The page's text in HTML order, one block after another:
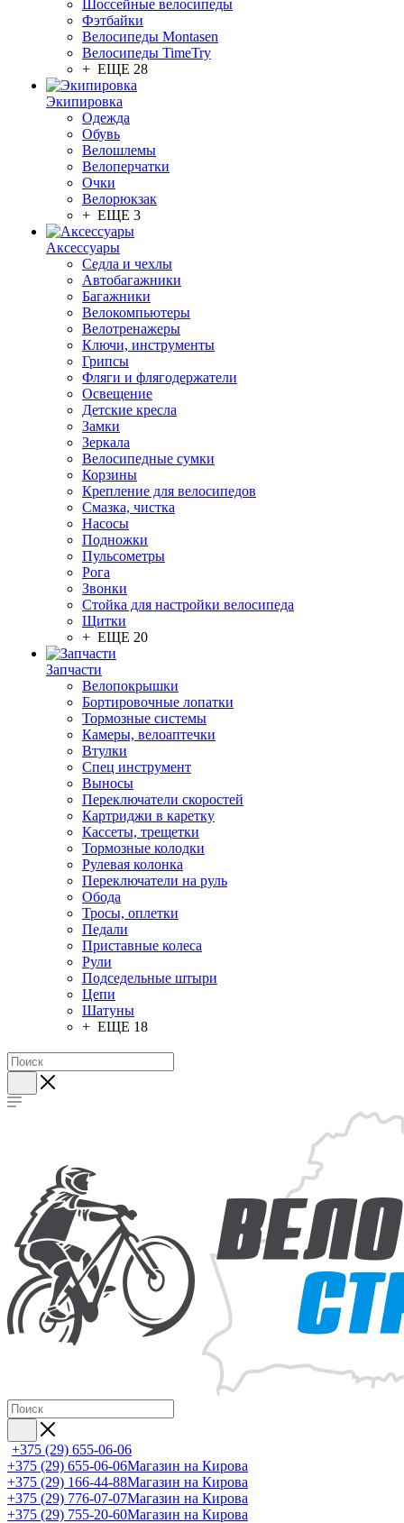
Шоссейные велосипеды
Фэтбайки
Велосипеды Montasen
Велосипеды TimeTry
+ ЕЩЕ 28
Экипировка
Одежда
Обувь
Велошлемы
Велоперчатки
Очки
Велорюкзак
+ ЕЩЕ 3
Аксессуары
Седла и чехлы
Автобагажники
Багажники
Велокомпьютеры
Велотренажеры
Ключи, инструменты
Грипсы
Фляги и флягодержатели
Освещение
Детские кресла
Замки
Зеркала
Велосипедные сумки
Корзины
Крепление для велосипедов
Смазка, чистка
Насосы
Подножки
Пульсометры
Рога
Звонки
Стойка для настройки велосипеда
Щитки
+ ЕЩЕ 20
Запчасти
Велопокрышки
Бортировочные лопатки
Тормозные системы
Камеры, велоаптечки
Втулки
Спец инструмент
Выносы
Переключатели скоростей
Картриджи в каретку
Кассеты, трещетки
Тормозные колодки
Рулевая колонка
Переключатели на руль
Обода
Тросы, оплетки
Педали
Приставные колеса
Рули
Подседельные штыри
Цепи
Шатуны
+ ЕЩЕ 18
+375 (29) 655-06-06
+375 (29) 655-06-06Магазин на Кирова
+375 (29) 166-44-88Магазин на Кирова
+375 (29) 776-07-07Магазин на Кирова
+375 (29) 755-20-60Магазин на Кирова